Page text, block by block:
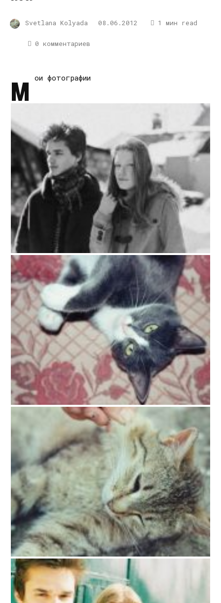
Svetlana Kolyada 08.06.2012 1 мин read
0 комментариев
м ои фотографии